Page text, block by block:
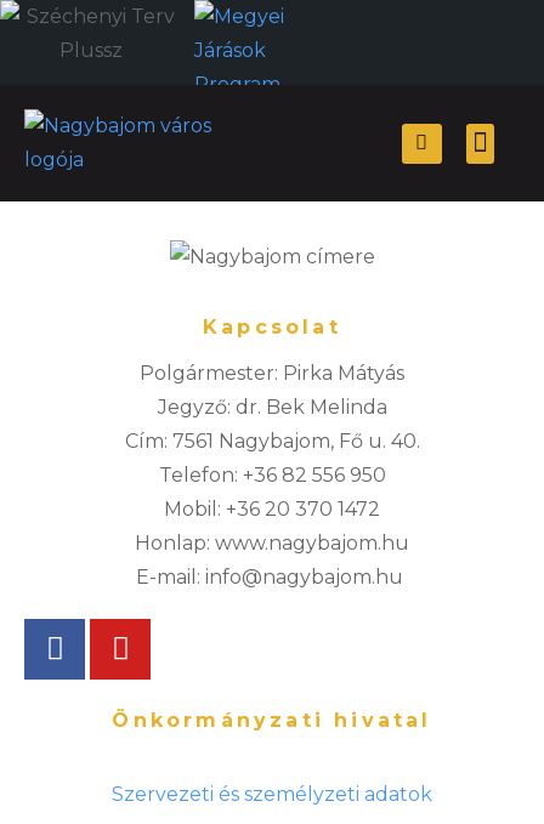
Kapcsolat
Polgármester: Pirka Mátyás
Jegyző: dr. Bek Melinda
Cím: 7561 Nagybajom, Fő u. 40.
Telefon: +36 82 556 950
Mobil: +36 20 370 1472
Honlap: www.nagybajom.hu
E-mail: info@nagybajom.hu
Önkormányzati hivatal
Szervezeti és személyzeti adatok